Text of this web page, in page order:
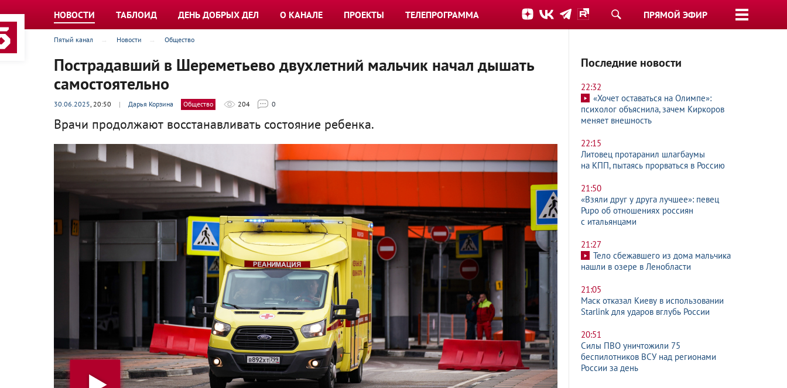
ПРЯМОЙ ЭФИР
НОВОСТИ ТАБЛОИД ДЕНЬ ДОБРЫХ ДЕЛ О КАНАЛЕ ПРОЕКТЫ ТЕЛЕПРОГРАММА
Пятый канал Новости Общество
Пострадавший в Шереметьево двухлетний мальчик начал дышать
самостоятельно
30.06.2025, 20:50 | Дарья Корзина Общество 204 0
Врачи продолжают восстанавливать состояние ребенка.
Последние новости
22:32
«Хочет оставаться на Олимпе»:
психолог объяснила, зачем Киркоров
меняет внешность
22:15
Литовец протаранил шлагбаумы
на КПП, пытаясь прорваться в Россию
21:50
«Взяли друг у друга лучшее»: певец
Pupo об отношениях россиян
с итальянцами
21:27
Тело сбежавшего из дома мальчика
нашли в озере в Ленобласти
21:05
Маск отказал Киеву в использовании
Starlink для ударов вглубь России
20:51
Силы ПВО уничтожили 75
беспилотников ВСУ над регионами
России за день